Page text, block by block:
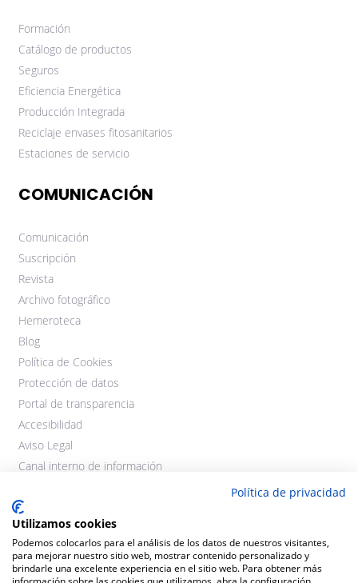
Formación
Catálogo de productos
Seguros
Eficiencia Energética
Producción Integrada
Reciclaje envases fitosanitarios
Estaciones de servicio
COMUNICACIÓN
Comunicación
Suscripción
Revista
Archivo fotográfico
Hemeroteca
Blog
Política de Cookies
Protección de datos
Portal de transparencia
Accesibilidad
Aviso Legal
Canal interno de información
Política de privacidad
Utilizamos cookies
Podemos colocarlos para el análisis de los datos de nuestros visitantes,
para mejorar nuestro sitio web, mostrar contenido personalizado y
brindarle una excelente experiencia en el sitio web. Para obtener más